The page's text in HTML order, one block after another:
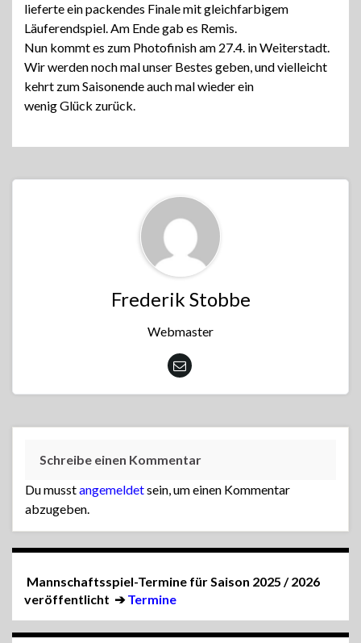
lieferte ein packendes Finale mit gleichfarbigem
Läuferendspiel. Am Ende gab es Remis.
Nun kommt es zum Photofinish am 27.4. in Weiterstadt.
Wir werden noch mal unser Bestes geben, und vielleicht
kehrt zum Saisonende auch mal wieder ein
wenig Glück zurück.
Frederik Stobbe
Webmaster
Schreibe einen Kommentar
Du musstangemeldetsein, um einen Kommentar
abzugeben.
Mannschaftsspiel-Termine für Saison 2025 / 2026
veröffentlicht ➔Termine